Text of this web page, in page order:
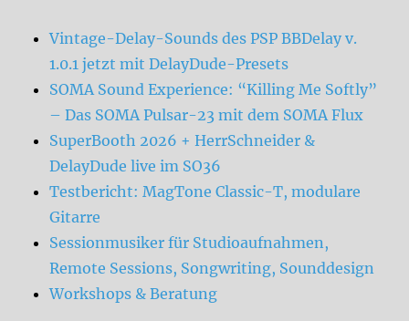
Vintage-Delay-Sounds des PSP BBDelay v.
1.0.1 jetzt mit DelayDude-Presets
SOMA Sound Experience: “Killing Me Softly”
– Das SOMA Pulsar-23 mit dem SOMA Flux
SuperBooth 2026 + HerrSchneider &
DelayDude live im SO36
Testbericht: MagTone Classic-T, modulare
Gitarre
Sessionmusiker für Studioaufnahmen,
Remote Sessions, Songwriting, Sounddesign
Workshops & Beratung